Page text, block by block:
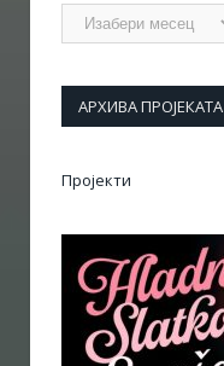
Архиве
АРХИВА ПРОЈЕКАТА
Пројекти